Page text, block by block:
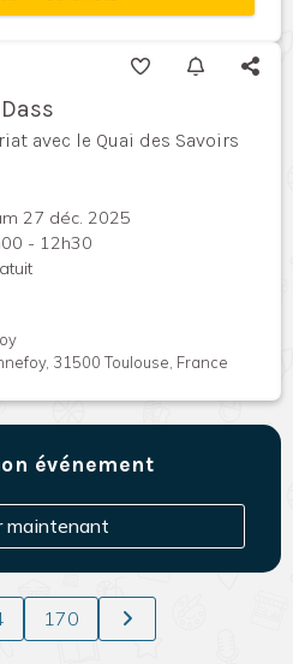
avec le Quai des Savoirs
27 déc. 2025
- 12h30
31500 Toulouse, France
événement
maintenant
170